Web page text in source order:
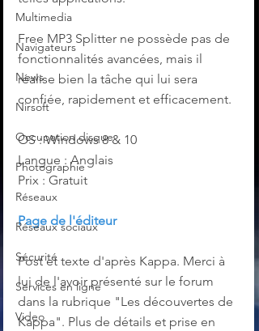
Multimedia
Navigateurs
News
Nirsoft
Occupation disque
Photographie
Réseaux
Réseaux sociaux
Sécurité
Services en ligne
Video
Free MP3 Splitter ne possède pas de
fonctionnalités avancées, mais il
réalise bien la tâche qui lui sera
confiée, rapidement et efficacement.
OS : Windows 8 & 10
Langue : Anglais
Prix : Gratuit
Page de l'éditeur
Post et texte d'après Kappa. Merci à
lui de l'avoir présenté sur le forum
dans la rubrique "Les découvertes de
Kappa". Plus de détails et prise en